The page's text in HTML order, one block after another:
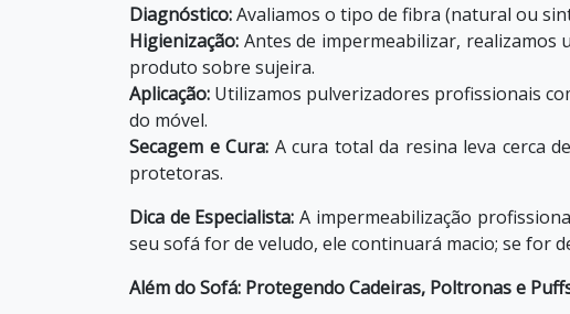
Diagnóstico:Avaliamos o tipo de fibra (natural ou
Higienização: Antes de impermeabilizar, realizamos
produto sobre sujeira.
Aplicação: Utilizamos pulverizadores profissionais
do móvel.
Secagem e Cura: A cura total da resina leva cerca
protetoras.
Dica de Especialista: A impermeabilização
seu sofá for de veludo, ele continuará macio; se for
Além do Sofá: Protegendo Cadeiras, Poltronas e